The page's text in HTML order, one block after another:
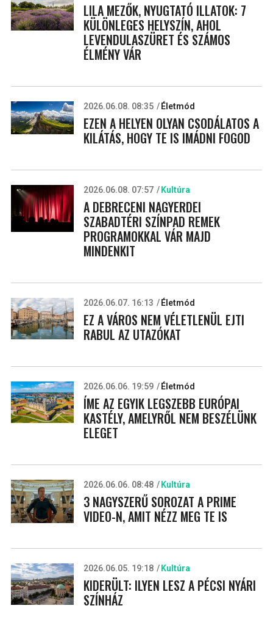
LILA MEZŐK, NYUGTATÓ ILLATOK: 7
KÜLÖNLEGES HELYSZÍN, AHOL
LEVENDULASZÜRET ÉS SZÁMOS
ÉLMÉNY VÁR
2026.06.08. 08:35 Életmód
EZEN A HELYEN OLYAN CSODÁLATOS A
KILÁTÁS, HOGY TE IS IMÁDNI FOGOD
2026.06.08. 07:57 Kultúra
A DEBRECENI NAGYERDEI
SZABADTÉRI SZÍNPAD REMEK
PROGRAMOKKAL VÁR MAJD
MINDENKIT
2026.06.07. 16:13 Életmód
EZ A VÁROS NEM VÉLETLENÜL EJTI
RABUL AZ UTAZÓKAT
2026.06.06. 19:59 Életmód
ÍME AZ EGYIK LEGSZEBB EURÓPAI
KASTÉLY, AMELYRŐL NEM BESZÉLÜNK
ELEGET
2026.06.06. 08:48 Kultúra
3 NAGYSZERŰ SOROZAT A PRIME
VIDEO-N, AMIT NÉZZ MEG TE IS
2026.06.05. 19:18 Kultúra
KIDERÜLT: ILYEN LESZ A PÉCSI NYÁRI
SZÍNHÁZ